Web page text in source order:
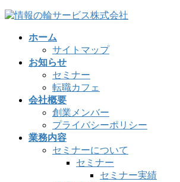
コ
ナ
ホーム
サイトマップ
お知らせ
セミナー
転職カフェ
会社概要
創業メンバー
プライバシーポリシー
業務内容
セミナーについて
セミナー
セミナー実績